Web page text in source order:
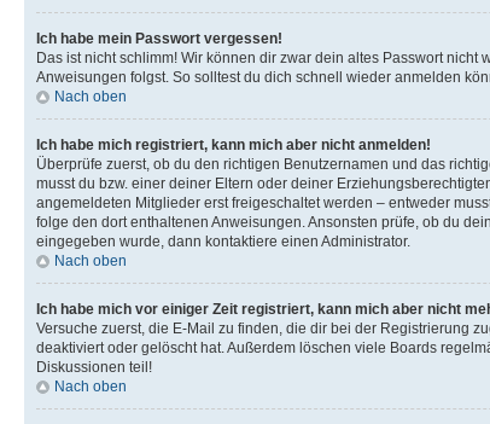
Ich habe mein Passwort vergessen!
Das ist nicht schlimm! Wir können dir zwar dein altes Passwort
Anweisungen folgst. So solltest du dich schnell wieder anmelden
Nach oben
Ich habe mich registriert, kann mich aber nicht anmelden!
Überprüfe zuerst, ob du den richtigen Benutzernamen und das
musst du bzw. einer deiner Eltern oder deiner
angemeldeten Mitglieder erst freigeschaltet werden – entweder
folge den dort enthaltenen Anweisungen. Ansonsten prüfe, ob du
eingegeben wurde, dann kontaktiere einen Administrator.
Nach oben
Ich habe mich vor einiger Zeit registriert, kann mich aber nicht
Versuche zuerst, die E-Mail zu finden, die dir bei der Registrierung
deaktiviert oder gelöscht hat. Außerdem löschen viele Boards
Diskussionen teil!
Nach oben